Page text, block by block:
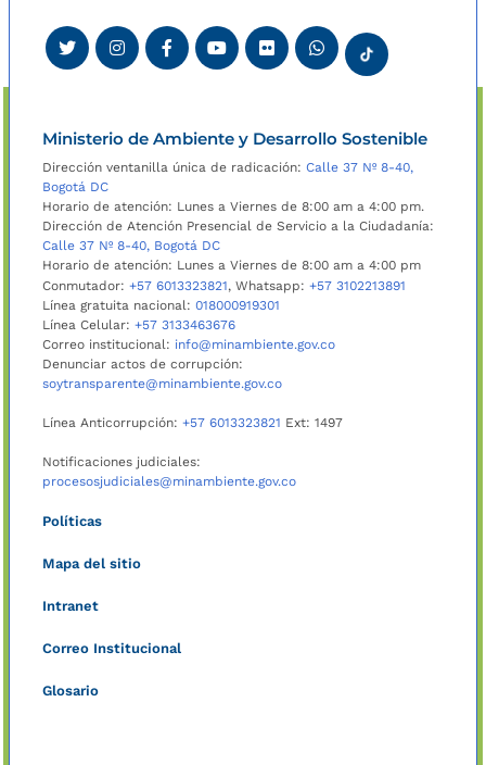
Ministerio de Ambiente y Desarrollo Sostenible
Dirección ventanilla única de radicación: Calle 37 Nº 8-40,
Bogotá DC
Horario de atención: Lunes a Viernes de 8:00 am a 4:00 pm.
Dirección de Atención Presencial de Servicio a la Ciudadanía:
Calle 37 Nº 8-40, Bogotá DC
Horario de atención: Lunes a Viernes de 8:00 am a 4:00 pm
Conmutador: +57 6013323821, Whatsapp: +57 3102213891
Línea gratuita nacional: 018000919301
Línea Celular: +57 3133463676
Correo institucional: info@minambiente.gov.co
Denunciar actos de corrupción:
soytransparente@minambiente.gov.co
Línea Anticorrupción: +57 6013323821 Ext: 1497
Notificaciones judiciales:
procesosjudiciales@minambiente.gov.co
Políticas
Mapa del sitio
Intranet
Correo Institucional
Glosario